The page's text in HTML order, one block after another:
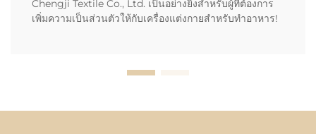
Chengji Textile Co., Ltd. เป็นอย่างยิ่งสำหรับผู้ที่ต้องการ
เพิ่มความเป็นส่วนตัวให้กับเครื่องแต่งกายสำหรับทำอาหาร!